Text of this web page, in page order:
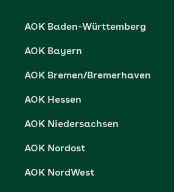
Presse- und Politikportal
Vertriebspartner-Service
AOK Baden-Württemberg
AOK Bayern
AOK Bremen/Bremerhaven
AOK Hessen
AOK Niedersachsen
AOK Nordost
AOK NordWest